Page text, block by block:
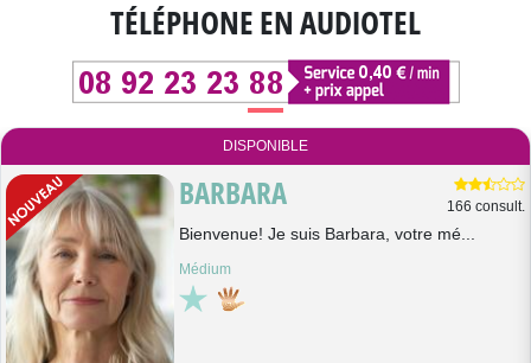
TÉLÉPHONE EN AUDIOTEL
DISPONIBLE
BARBARA 166 consult.
Bienvenue! Je suis Barbara, votre mé...
Médium